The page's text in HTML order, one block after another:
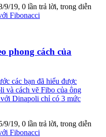
9/19, 0 lần trả lời, trong diễn
Fibonacci
phong cách của
các bạn đã hiểu được
và cách vẽ Fibo của ông
Dinapoli chỉ có 3 mức
9/19, 0 lần trả lời, trong diễn
Fibonacci